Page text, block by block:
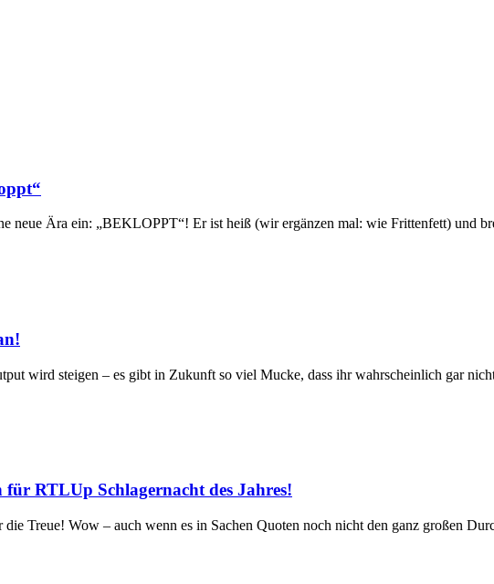
Ära ein: „BEKLOPPT“! Er ist heiß (wir ergänzen mal: wie Frittenfett) und
wird steigen – es gibt in Zukunft so viel Mucke, dass ihr wahrscheinlich gar
RTLUp Schlagernacht des Jahres!
Wow – auch wenn es in Sachen Quoten noch nicht den ganz großen